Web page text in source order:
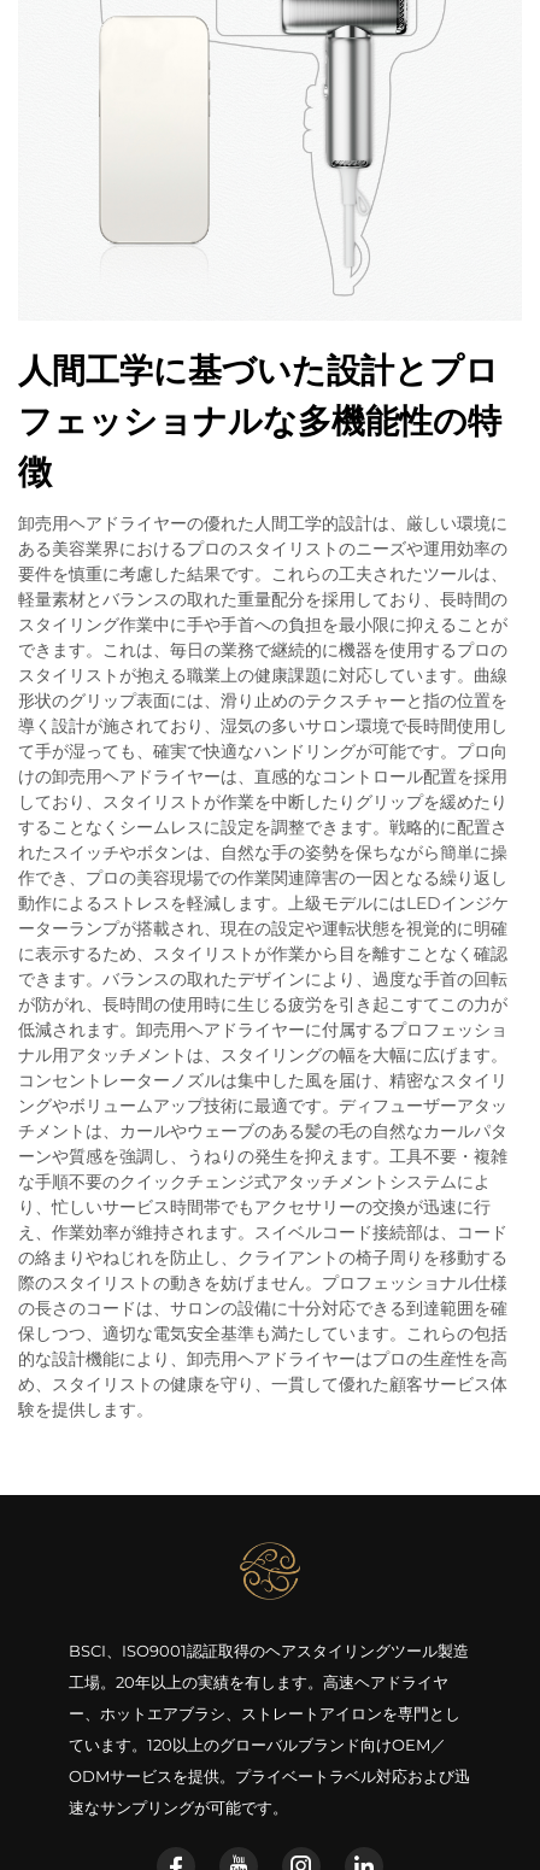
人間工学に基づいた設計とプロ
フェッショナルな多機能性の特
徴
卸売用ヘアドライヤーの優れた人間工学的設計は、厳しい環境に
ある美容業界におけるプロのスタイリストのニーズや運用効率の
要件を慎重に考慮した結果です。これらの工夫されたツールは、
軽量素材とバランスの取れた重量配分を採用しており、長時間の
スタイリング作業中に手や手首への負担を最小限に抑えることが
できます。これは、毎日の業務で継続的に機器を使用するプロの
スタイリストが抱える職業上の健康課題に対応しています。曲線
形状のグリップ表面には、滑り止めのテクスチャーと指の位置を
導く設計が施されており、湿気の多いサロン環境で長時間使用し
て手が湿っても、確実で快適なハンドリングが可能です。プロ向
けの卸売用ヘアドライヤーは、直感的なコントロール配置を採用
しており、スタイリストが作業を中断したりグリップを緩めたり
することなくシームレスに設定を調整できます。戦略的に配置さ
れたスイッチやボタンは、自然な手の姿勢を保ちながら簡単に操
作でき、プロの美容現場での作業関連障害の一因となる繰り返し
動作によるストレスを軽減します。上級モデルにはLEDインジケ
ーターランプが搭載され、現在の設定や運転状態を視覚的に明確
に表示するため、スタイリストが作業から目を離すことなく確認
できます。バランスの取れたデザインにより、過度な手首の回転
が防がれ、長時間の使用時に生じる疲労を引き起こすてこの力が
低減されます。卸売用ヘアドライヤーに付属するプロフェッショ
ナル用アタッチメントは、スタイリングの幅を大幅に広げます。
コンセントレーターノズルは集中した風を届け、精密なスタイリ
ングやボリュームアップ技術に最適です。ディフューザーアタッ
チメントは、カールやウェーブのある髪の毛の自然なカールパタ
ーンや質感を強調し、うねりの発生を抑えます。工具不要・複雑
な手順不要のクイックチェンジ式アタッチメントシステムによ
り、忙しいサービス時間帯でもアクセサリーの交換が迅速に行
え、作業効率が維持されます。スイベルコード接続部は、コード
の絡まりやねじれを防止し、クライアントの椅子周りを移動する
際のスタイリストの動きを妨げません。プロフェッショナル仕様
の長さのコードは、サロンの設備に十分対応できる到達範囲を確
保しつつ、適切な電気安全基準も満たしています。これらの包括
的な設計機能により、卸売用ヘアドライヤーはプロの生産性を高
め、スタイリストの健康を守り、一貫して優れた顧客サービス体
験を提供します。
BSCI、ISO9001認証取得のヘアスタイリングツール製造
工場。20年以上の実績を有します。高速ヘアドライヤ
ー、ホットエアブラシ、ストレートアイロンを専門とし
ています。120以上のグローバルブランド向けOEM／
ODMサービスを提供。プライベートラベル対応および迅
速なサンプリングが可能です。